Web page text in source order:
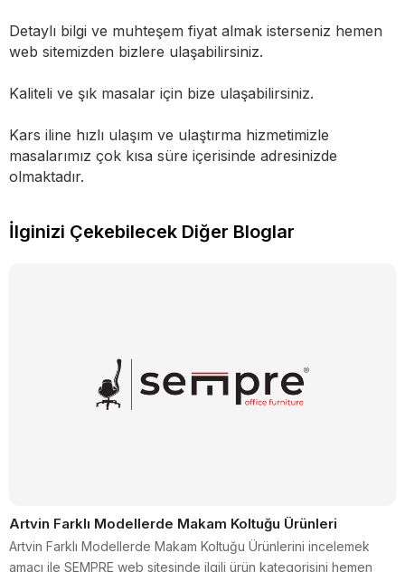
Detaylı bilgi ve muhteşem fiyat almak isterseniz hemen
web sitemizden bizlere ulaşabilirsiniz.
Kaliteli ve şık masalar için bize ulaşabilirsiniz.
Kars iline hızlı ulaşım ve ulaştırma hizmetimizle
masalarımız çok kısa süre içerisinde adresinizde
olmaktadır.
İlginizi Çekebilecek Diğer Bloglar
Artvin Farklı Modellerde Makam Koltuğu Ürünleri
Artvin Farklı Modellerde Makam Koltuğu Ürünlerini incelemek
amacı ile SEMPRE web sitesinde ilgili ürün kategorisini hemen